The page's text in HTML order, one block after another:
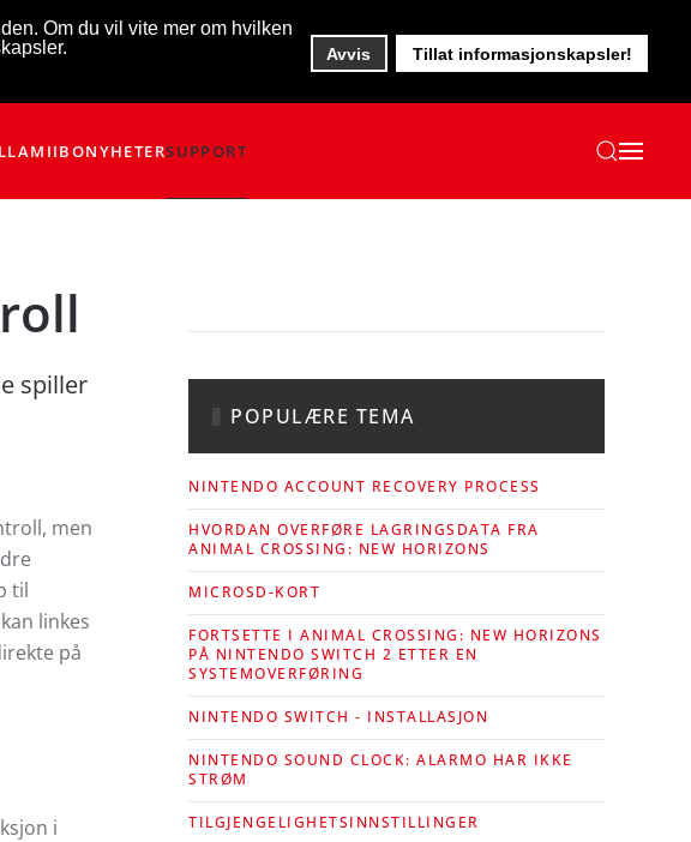
Om du vil vite mer om hvilken
Avvis Tillat informasjonskapsler!
AMIIBONYHETERSUPPORT
spiller
men
til
linkes
på
i
POPULÆRE TEMA
NINTENDO ACCOUNT RECOVERY PROCESS
HVORDAN OVERFØRE LAGRINGSDATA FRA
ANIMAL CROSSING: NEW HORIZONS
MICROSD-KORT
FORTSETTE I ANIMAL CROSSING: NEW HORIZONS
PÅ NINTENDO SWITCH 2 ETTER EN
SYSTEMOVERFØRING
NINTENDO SWITCH - INSTALLASJON
NINTENDO SOUND CLOCK: ALARMO HAR IKKE
STRØM
TILGJENGELIGHETSINNSTILLINGER